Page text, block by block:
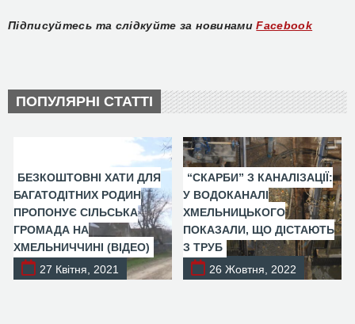
Підписуйтесь та слідкуйте за новинами Facebook
ПОПУЛЯРНІ СТАТТІ
БЕЗКОШТОВНІ ХАТИ ДЛЯ
БАГАТОДІТНИХ РОДИН
ПРОПОНУЄ СІЛЬСЬКА
ГРОМАДА НА
ХМЕЛЬНИЧЧИНІ (ВІДЕО)
27 Квітня, 2021
“СКАРБИ” З КАНАЛІЗАЦІЇ:
У ВОДОКАНАЛІ
ХМЕЛЬНИЦЬКОГО
ПОКАЗАЛИ, ЩО ДІСТАЮТЬ
З ТРУБ
26 Жовтня, 2022